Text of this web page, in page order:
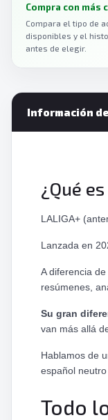
DAZN
Compra con más
Compara el tipo de
disponibles y el
antes de elegir.
Información
¿Qué
LALIGA+
Lanzada en
A diferencia
resúmenes,
Su gran
van más allá
Hablamos de
español
Todo